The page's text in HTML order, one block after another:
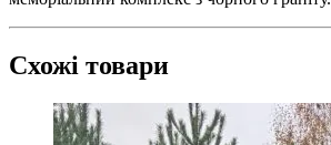
Схожі товари